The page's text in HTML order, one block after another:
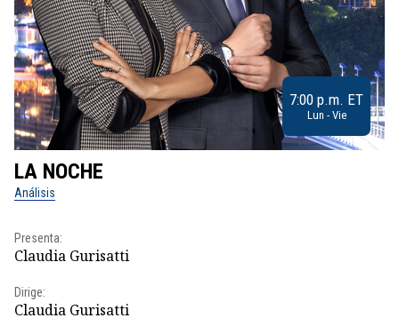
7:00 p.m. ET
Lun - Vie
LA NOCHE
Análisis
Presenta:
Claudia Gurisatti
Dirige:
Claudia Gurisatti